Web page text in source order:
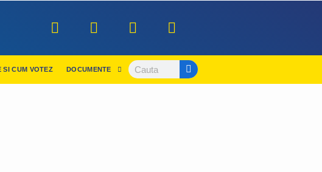
SI CUM VOTEZ DOCUMENTE